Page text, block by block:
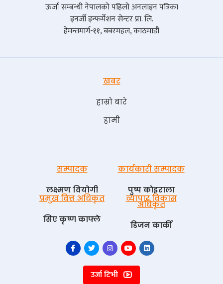
ऊर्जा सम्बन्धी नेपालको पहिलो अनलाइन पत्रिका
इनर्जी इन्फर्मेशन सेन्टर प्रा. लि.
हेमन्तमार्ग-११, बबरमहल, काठमाडौं
खबर
हाम्रो बारे
हामी
सम्पादक
लक्ष्मण वियोगी
कार्यकारी सम्पादक
पुष्प काेइराला
प्रमुख वित्त अधिकृत
सिए कृष्ण काफ्ले
व्यापार विकास
अधिकृत
डिजन कार्की
उर्जा टिभी